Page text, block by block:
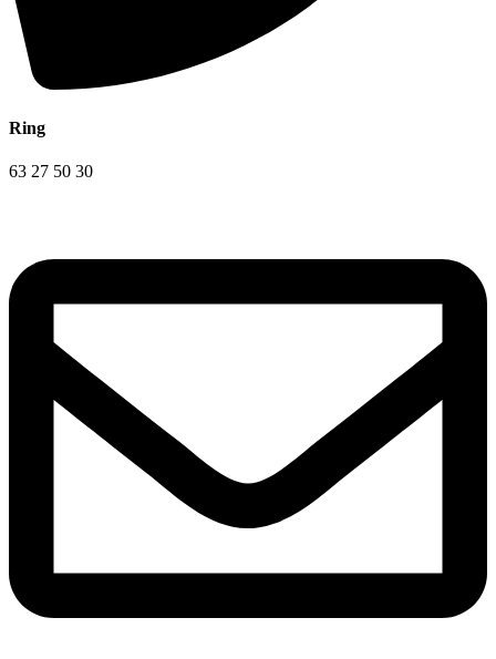
Ring
63 27 50 30